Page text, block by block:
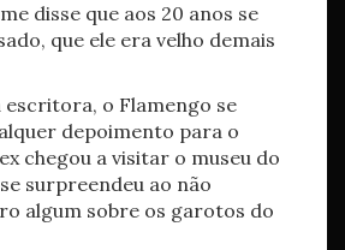
disse que aos 20 anos se
que ele era velho demais
escritora, o Flamengo se
depoimento para o
chegou a visitar o museu do
surpreendeu ao não
algum sobre os garotos do